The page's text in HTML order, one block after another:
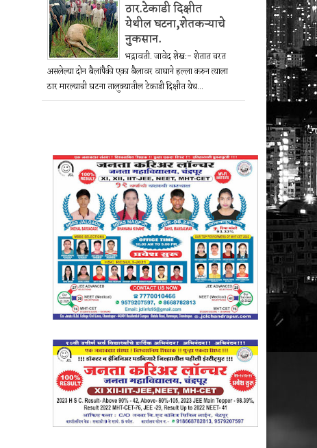
ठार.टेकाडी दिक्षीत
येथील घटना,शेतकऱ्याचे
नुकसान.
भद्रावती. जावेद शेख:- शेतात चरत
असलेल्या दोन बैलांपैकी एका बैलावर वाघाने हल्ला करुन त्याला
ठार मारल्याची घटना तालुक्यातील टेकाडी दिक्षीत येथ...